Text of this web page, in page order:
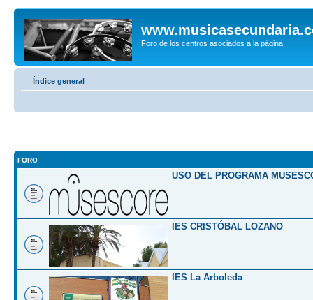
Foro de los centros asociados a la página.
Índice general
FORO
USO DEL PROGRAMA
IES CRISTÓBAL LOZANO
IES La Arboleda